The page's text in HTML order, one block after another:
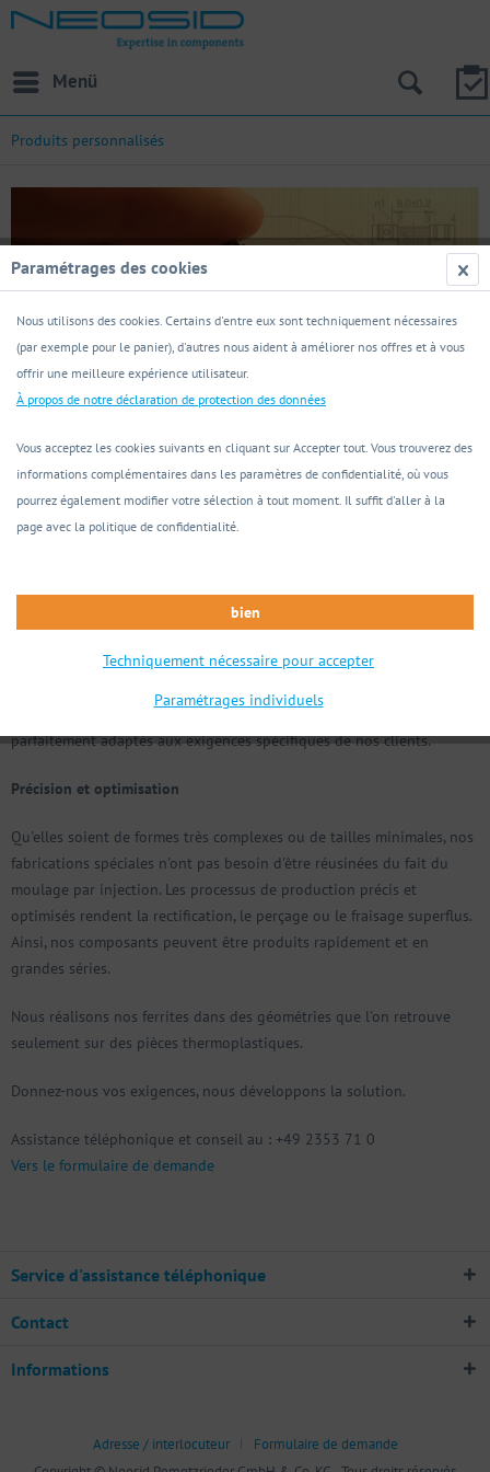
Menü
Produits personnalisés
Produits spécifiques
aux clients
Toujours une longueur d'avance
pointe de la technique. Mais ces produits standardisés ne sont chez
performant, nous fabriquons des composants électroniques
parfaitement adaptés aux exigences spécifiques de nos clients.
Précision et optimisation
Qu'elles soient de formes très complexes ou de tailles minimales, nos
fabrications spéciales n'ont pas besoin d'être réusinées du fait du
moulage par injection. Les processus de production précis et
optimisés rendent la rectification, le perçage ou le fraisage superflus.
Ainsi, nos composants peuvent être produits rapidement et en
grandes séries.
Nous réalisons nos ferrites dans des géométries que l'on retrouve
seulement sur des pièces thermoplastiques.
Donnez-nous vos exigences, nous développons la solution.
Assistance téléphonique et conseil au : +49 2353 71 0
Vers le formulaire de demande
Service d'assistance téléphonique
Contact
Informations
Adresse / interlocuteur
Formulaire de demande
Paramétrages des cookies
Nous utilisons des cookies. Certains d'entre eux sont techniquement nécessaires
(par exemple pour le panier), d'autres nous aident à améliorer nos offres et à vous
offrir une meilleure expérience utilisateur.
À propos de notre déclaration de protection des données
Vous acceptez les cookies suivants en cliquant sur Accepter tout. Vous trouverez des
informations complémentaires dans les paramètres de confidentialité, où vous
pourrez également modifier votre sélection à tout moment. Il suffit d'aller à la
page avec la politique de confidentialité.
Paramétrages individuels
Techniquement nécessaire pour accepter
bien